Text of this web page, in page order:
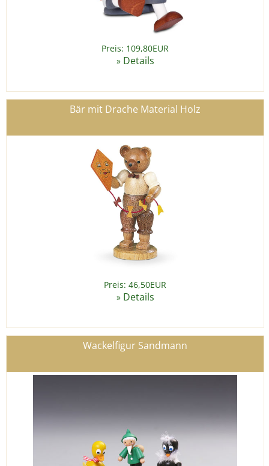
Preis: 109,80EUR
» Details
Bär mit Drache Material Holz
Preis: 46,50EUR
» Details
Wackelfigur Sandmann